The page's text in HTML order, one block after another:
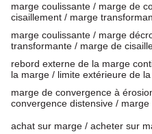
marge coulissante / marge de
cisaillement / marge
marge coulissante / marge
transformante / marge de
rebord externe de la marge
la marge / limite extérieure de
marge de convergence à
convergence distensive /
achat sur marge / acheter sur